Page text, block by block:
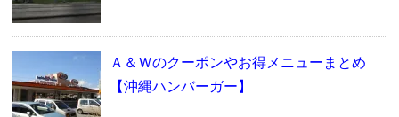
Ａ＆Ｗのクーポンやお得メニューまとめ
【沖縄ハンバーガー】